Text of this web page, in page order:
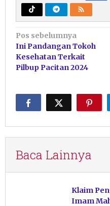
Navigasi
pos
Pos sebelumnya
Ini Pandangan Tokoh
Kesehatan Terkait
Pilbup Pacitan 2024
Baca Lainnya
Klaim
Imam